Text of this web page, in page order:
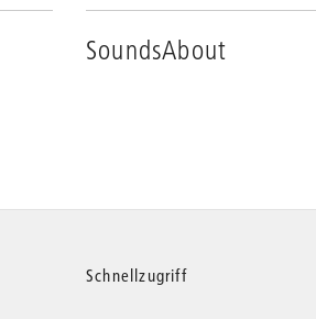
SoundsAbout
Schnellzugriff